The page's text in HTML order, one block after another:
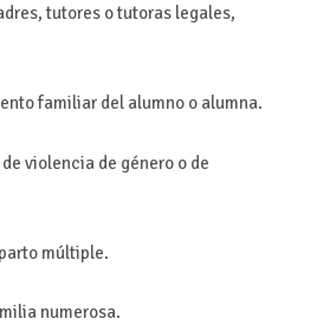
tutores o tutoras legales,
familiar del alumno o alumna.
violencia de género o de
múltiple.
numerosa.